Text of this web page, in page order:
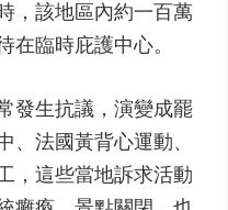
，該地區內約一百萬
在臨時庇護中心。
發生抗議，演變成罷
、法國黃背心運動、
，這些當地訴求活動